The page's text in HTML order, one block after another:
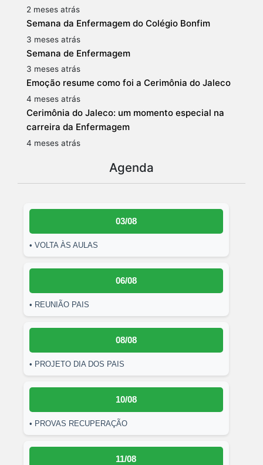
2 meses atrás
Semana da Enfermagem do Colégio Bonfim
3 meses atrás
Semana de Enfermagem
3 meses atrás
Emoção resume como foi a Cerimônia do Jaleco
4 meses atrás
Cerimônia do Jaleco: um momento especial na
carreira da Enfermagem
4 meses atrás
Agenda
03/08
• VOLTA ÀS AULAS
06/08
• REUNIÃO PAIS
08/08
• PROJETO DIA DOS PAIS
10/08
• PROVAS RECUPERAÇÃO
11/08